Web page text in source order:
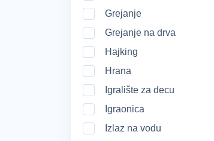
Grejanje
Grejanje na drva
Hajking
Hrana
Igralište za decu
Igraonica
Izlaz na vodu